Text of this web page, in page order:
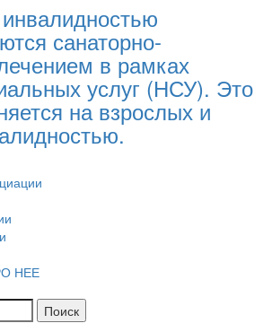
санаторно-
в рамках
услуг (НСУ). Это
на взрослых и
НЕЕ